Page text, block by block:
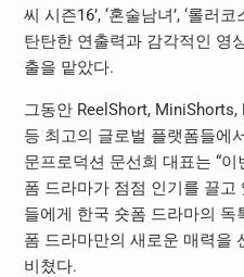
씨 시즌16’, ‘혼술남녀’, ‘롤러
탄탄한 연출력과 감각적인 영
출을 맡았다.
그동안 ReelShort, MiniShorts,
등 최고의 글로벌 플랫폼들에
문프로덕션 문선희 대표는 “
폼 드라마가 점점 인기를 끌
들에게 한국 숏폼 드라마의
폼 드라마만의 새로운 매력을
비쳤다.